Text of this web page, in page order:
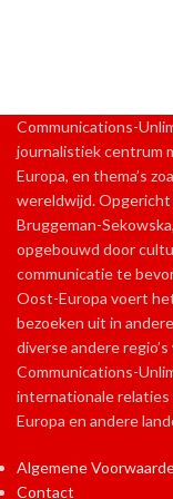
Communications-
journalistiek centrum
Europa, en thema’s
wereldwijd. Opgericht
Bruggeman-
opgebouwd door
communicatie te
Oost-Europa voert
bezoeken uit in
diverse andere
Communications-
internationale
Europa en andere
Algemene
Contact